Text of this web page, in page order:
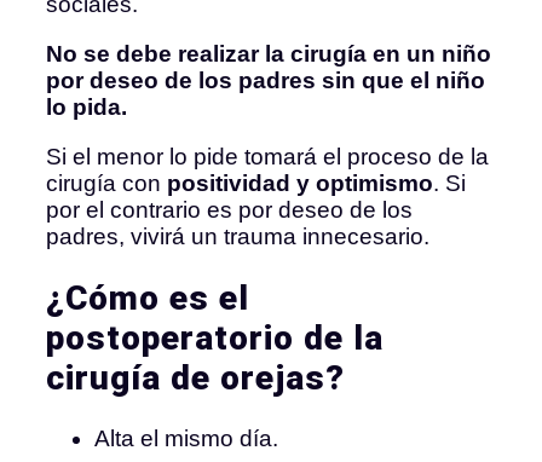
No se debe realizar la cirugía en un niño
por deseo de los padres sin que el niño
lo pida.
Si el menor lo pide tomará el proceso de la
cirugía con positividad y optimismo. Si
por el contrario es por deseo de los
padres, vivirá un trauma innecesario.
¿Cómo es el
postoperatorio de la
cirugía de orejas?
Alta el mismo día.